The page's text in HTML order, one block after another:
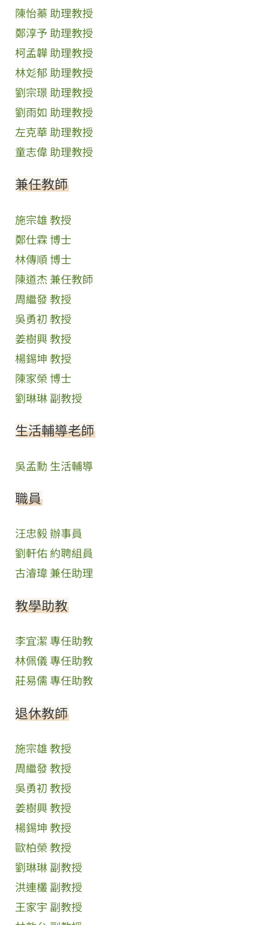
陳怡蓁 助理教授
鄭淳予 助理教授
柯孟韡 助理教授
林彣郁 助理教授
劉宗璟 助理教授
劉雨如 助理教授
左克華 助理教授
童志偉 助理教授
兼任教師
施宗雄 教授
鄭仕霖 博士
林傳順 博士
陳道杰 兼任教師
周繼發 教授
吳勇初 教授
姜樹興 教授
楊錫坤 教授
陳家榮 博士
劉琳琳 副教授
生活輔導老師
吳孟勳 生活輔導
職員
汪忠毅 辦事員
劉軒佑 約聘組員
古濬瑋 兼任助理
教學助教
李宜潔 專任助教
林佩儀 專任助教
莊易儒 專任助教
退休教師
施宗雄 教授
周繼發 教授
吳勇初 教授
姜樹興 教授
楊錫坤 教授
歐柏榮 教授
劉琳琳 副教授
洪連欉 副教授
王家宇 副教授